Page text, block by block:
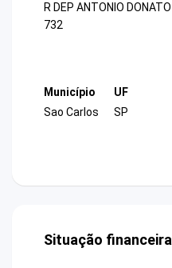
R DEP ANTONIO DONATO
732
Município
Sao Carlos
UF
SP
Situação financeira